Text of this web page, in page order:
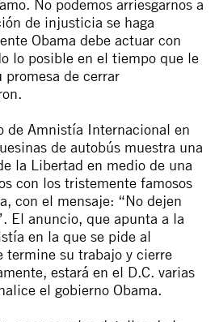
No podemos arriesgarnos a
de injusticia se haga
Obama debe actuar con
lo posible en el tiempo que le
de cerrar
de Amnistía Internacional en
de autobús muestra una
la Libertad en medio de una
con los tristemente famosos
con el mensaje: “No dejen
El anuncio, que apunta a la
en la que se pide al
termine su trabajo y cierre
estará en el D.C. varias
el gobierno Obama.